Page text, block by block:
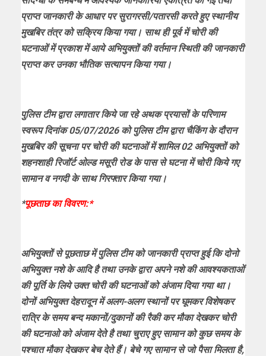
प्राप्त जानकारी के आधार पर सुरागरसी/पतारसी करते हुए स्थानीय
मुखबिर तंत्र को सक्रिय किया गया। साथ ही पूर्व में चोरी की
घटनाओं में प्रकाश में आये अभियुक्तों की वर्तमान स्थिती की जानकारी
प्राप्त कर उनका भौतिक सत्यापन किया गया।
पुलिस टीम द्वारा लगातार किये जा रहे अथक प्रयासों के परिणाम
स्वरूप दिनांक 05/07/2026 को पुलिस टीम द्वारा चैकिंग के दौरान
मुखबिर की सूचना पर चोरी की घटनाओं में शामिल 02 अभियुक्तों को
शहनशाही रिजॉर्ट ओल्ड मसूरी रोड के पास से घटना में चोरी किये गए
सामान व नगदी के साथ गिरफ्तार किया गया।
*पूछताछ का विवरण:*
अभियुक्तों से पूछताछ में पुलिस टीम को जानकारी प्राप्त हुई कि दोनो
अभियुक्त नशे के आदि है तथा उनके द्वारा अपने नशे की आवश्यकताओं
की पूर्ति के लिये उक्त चोरी की घटनाओं को अंजाम दिया गया था।
दोनों अभियुक्त देहरादून में अलग-अलग स्थानों पर घूमकर विशेषकर
रात्रि के समय बन्द मकानों/दुकानों की रैकी कर मौका देखकर चोरी
की घटनाओ को अंजाम देते है तथा चुराए हुए सामान को कुछ समय के
पश्चात मौका देखकर बेच देते हैं। बेचे गए सामान से जो पैसा मिलता है,